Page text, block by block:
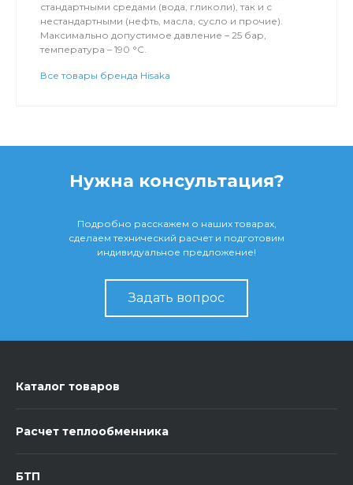
стандартными средами (вода, гликоли), так и с
нестандартными (нефть, масла, сусло и прочие).
Максимально допустимое давление – 25 бар,
температура – 190 °C.
Все товары бренда Hisaka
Нужна консультация?
Подробно расскажем о наших товарах,
сделаем технический расчет и подготовим
индивидуальное предложение!
Задать вопрос
Каталог товаров
Расчет теплообменника
БТП